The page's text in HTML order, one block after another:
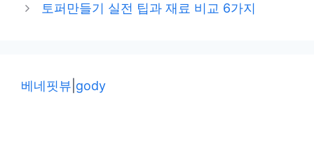
리
토퍼만들기 실전 팁과 재료 비교 6가지
베네핏뷰 gody